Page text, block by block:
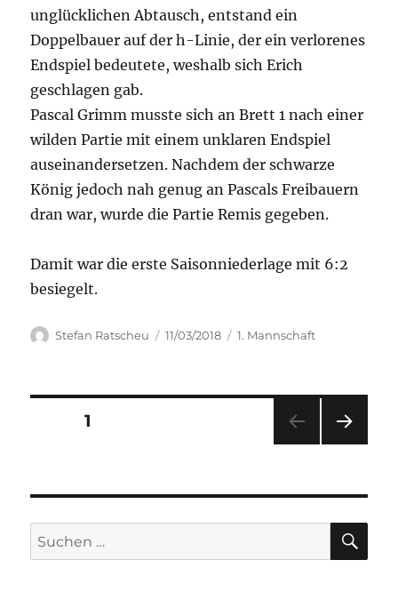
unglücklichen Abtausch, entstand ein
Doppelbauer auf der h-Linie, der ein verlorenes
Endspiel bedeutete, weshalb sich Erich
geschlagen gab.
Pascal Grimm musste sich an Brett 1 nach einer
wilden Partie mit einem unklaren Endspiel
auseinandersetzen. Nachdem der schwarze
König jedoch nah genug an Pascals Freibauern
dran war, wurde die Partie Remis gegeben.
Damit war die erste Saisonniederlage mit 6:2
besiegelt.
Autor
Stefan Ratscheu
Veröffentlicht
11/03/2018 Kategorien
1. Mannschaft
Seitennummerierung
Beiträge
SEITE1
E
Suchen
nach: